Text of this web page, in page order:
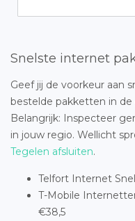
Snelste internet
Geef jij de voorkeur aan
bestelde pakketten in
Belangrijk: Inspecteer
in jouw regio. Wellicht
Tegelen afsluiten.
Telfort Internet
T-Mobile
€38,5